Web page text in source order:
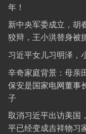
年！
新中央军委成立，胡
狡辩，王小洪替身被
习近平女儿习明泽，
辛奇家庭背景：母亲
保安是国家电网董事
子
取消习近平出访美国
平已经变成吉祥物习